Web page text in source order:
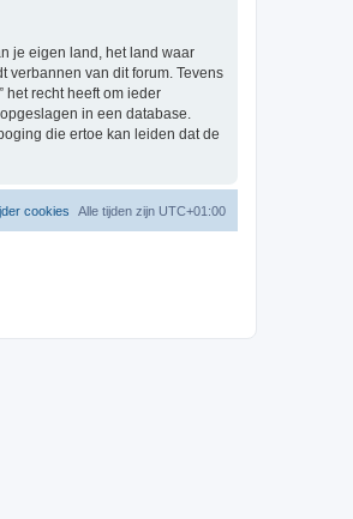
je eigen land, het land waar
verbannen van dit forum. Tevens
het recht heeft om ieder
in een database.
die ertoe kan leiden dat de
Alle tijden zijn UTC+01:00
cookies